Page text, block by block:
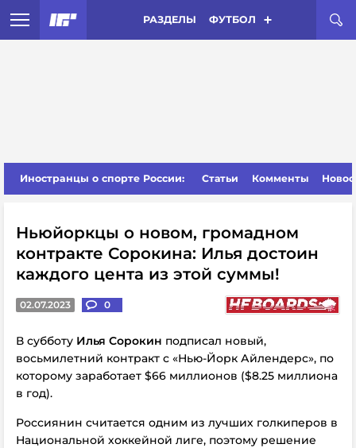
РАЗДЕЛЫ ФУТБОЛ
Иностранцы о спорте России: Статьи Комменты
Ньюйоркцы о новом, громадном
контракте Сорокина: Илья достоин
каждого цента из этой суммы!
02.07.2023 0
В субботу Илья Сорокин подписал новый,
восьмилетний контракт с «Нью-Йорк Айлендерс», по
которому заработает $66 миллионов ($8.25 миллиона
в год).
Россиянин считается одним из лучших голкиперов в
Национальной хоккейной лиге, поэтому решение